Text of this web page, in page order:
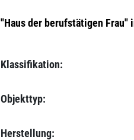
"Haus der berufstätigen Frau"
Klassifikation:
Objekttyp:
Herstellung: